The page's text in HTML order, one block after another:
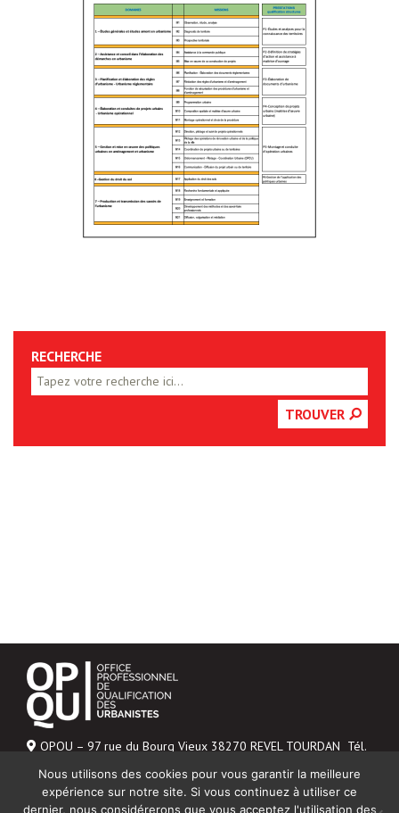
RECHERCHE
TROUVER
OPQU – 97 rue du Bourg Vieux 38270 REVEL TOURDAN Tél.
Mentions légales
Nous utilisons des cookies pour vous garantir la meilleure
expérience sur notre site. Si vous continuez à utiliser ce
dernier, nous considérerons que vous acceptez l'utilisation des